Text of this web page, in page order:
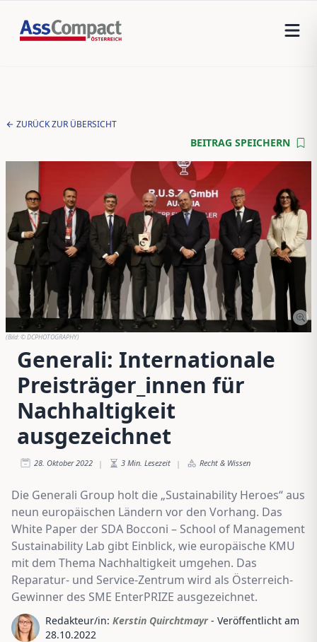
ZURÜCK ZUR ÜBERSICHT
BEITRAG SPEICHERN
(Bild:© DCPHOTOGRAPHY)
Generali: Internationale
Preisträger_innen für
Nachhaltigkeit
ausgezeichnet
28. Oktober 2022 | 3 Min. Lesezeit | Recht & Wissen
Die Generali Group holt die „Sustainability Heroes“ aus
neun europäischen Ländern vor den Vorhang. Das
White Paper der SDA Bocconi – School of Management
Sustainability Lab gibt Einblick, wie europäische KMU
mit dem Thema Nachhaltigkeit umgehen. Das
Reparatur- und Service-Zentrum wird als Österreich-
Gewinner des SME EnterPRIZE ausgezeichnet.
Redakteur/in: Kerstin Quirchtmayr - Veröffentlicht am
28.10.2022